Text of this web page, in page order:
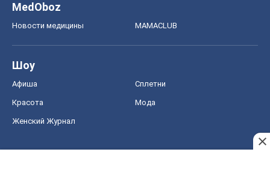
MedOboz
Новости медицины MAMACLUB
Шоу
Афиша Сплетни
Красота Мода
Женский Журнал